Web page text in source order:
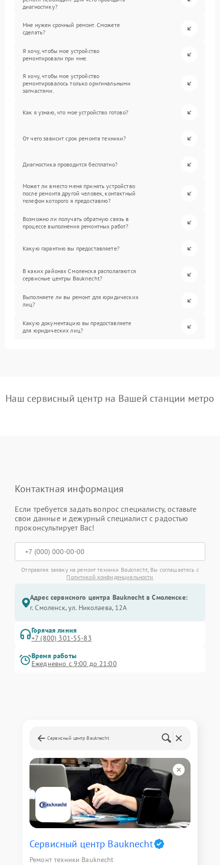
диагностику?
Мне нужен срочный ремонт. Сможете
сделать?
Я хочу, чтобы мое устройство
ремонтировали при мне.
Я хочу, чтобы мое устройство
ремонтировалось только оригинальными
запчастями.
Как я узнаю, что мое устройство готово?
От чего зависит срок ремонта техники?
Диагностика проводится бесплатно?
Может ли вместо меня принять устройство
после ремонта другой человек, контактный
телефон которого я предоставлю?
Возможно ли получать обратную связь в
процессе выполнения ремонтных работ?
Какую гарантию вы предоставляете?
В каких районах Смоленска располагаются
сервисные центры Bauknecht?
Выполняете ли вы ремонт для юридических
лиц?
Какую документацию вы предоставляете
для юридических лиц?
Наш сервисный центр на Вашей станции метро
Контактная информация
Если требуется задать вопрос специалисту, оставьте
свои данные и дежурный специалист с радостью
проконсультирует Вас!
Отправляя заявку на ремонт техники Bauknecht, Вы соглашаетесь с
Политикой конфиденциальности
Адрес сервисного центра Bauknecht в Смоленске:
г. Смоленск, ул. Николаева, 12А
Горячая линия
+7 (800) 301-55-83
Время работы
Ежедневно с 9:00 до 21:00
Сервисный центр Bauknecht
Сервисный центр Bauknecht
Ремонт техники Bauknecht